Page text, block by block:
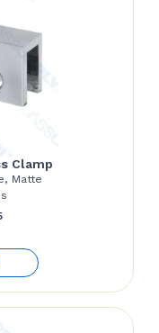
Clamp
Matte
Price
$22.99
through